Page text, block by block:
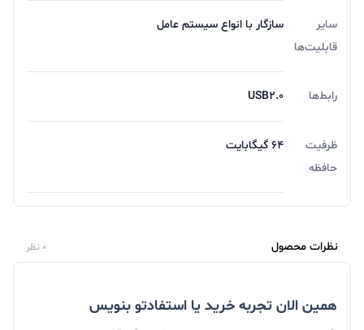
سایر
قابلیت‌ها
سازگار با انواع سیستم عامل
رابط‌ها USB2.0
ظرفیت
حافظه
64 گیگابایت
نظرات محصول 0 نظر
همین الان تجربه خرید یا استفادتو بنویس